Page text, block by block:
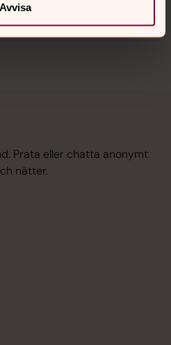
Avvisa
Prata eller chatta anonymt
nätter.